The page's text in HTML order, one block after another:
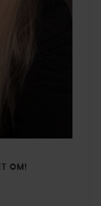
OM!